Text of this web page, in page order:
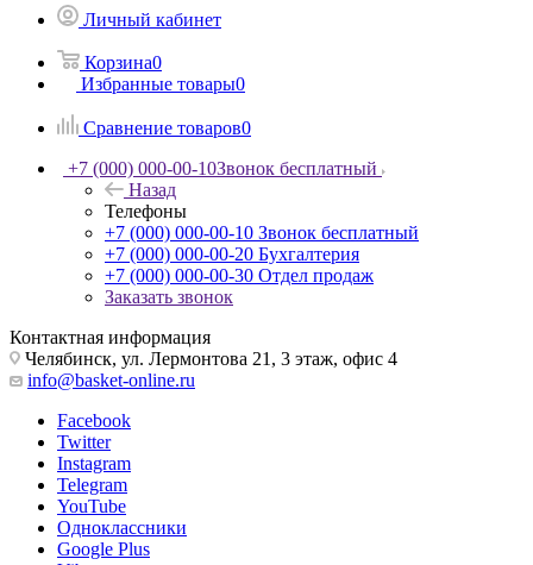
Личный кабинет
Корзина0
Избранные товары0
Сравнение товаров0
+7 (000) 000-00-10Звонок бесплатный
Назад
Телефоны
+7 (000) 000-00-10 Звонок бесплатный
+7 (000) 000-00-20 Бухгалтерия
+7 (000) 000-00-30 Отдел продаж
Заказать звонок
Контактная информация
Челябинск, ул. Лермонтова 21, 3 этаж, офис 4
info@basket-online.ru
Facebook
Twitter
Instagram
Telegram
YouTube
Одноклассники
Google Plus